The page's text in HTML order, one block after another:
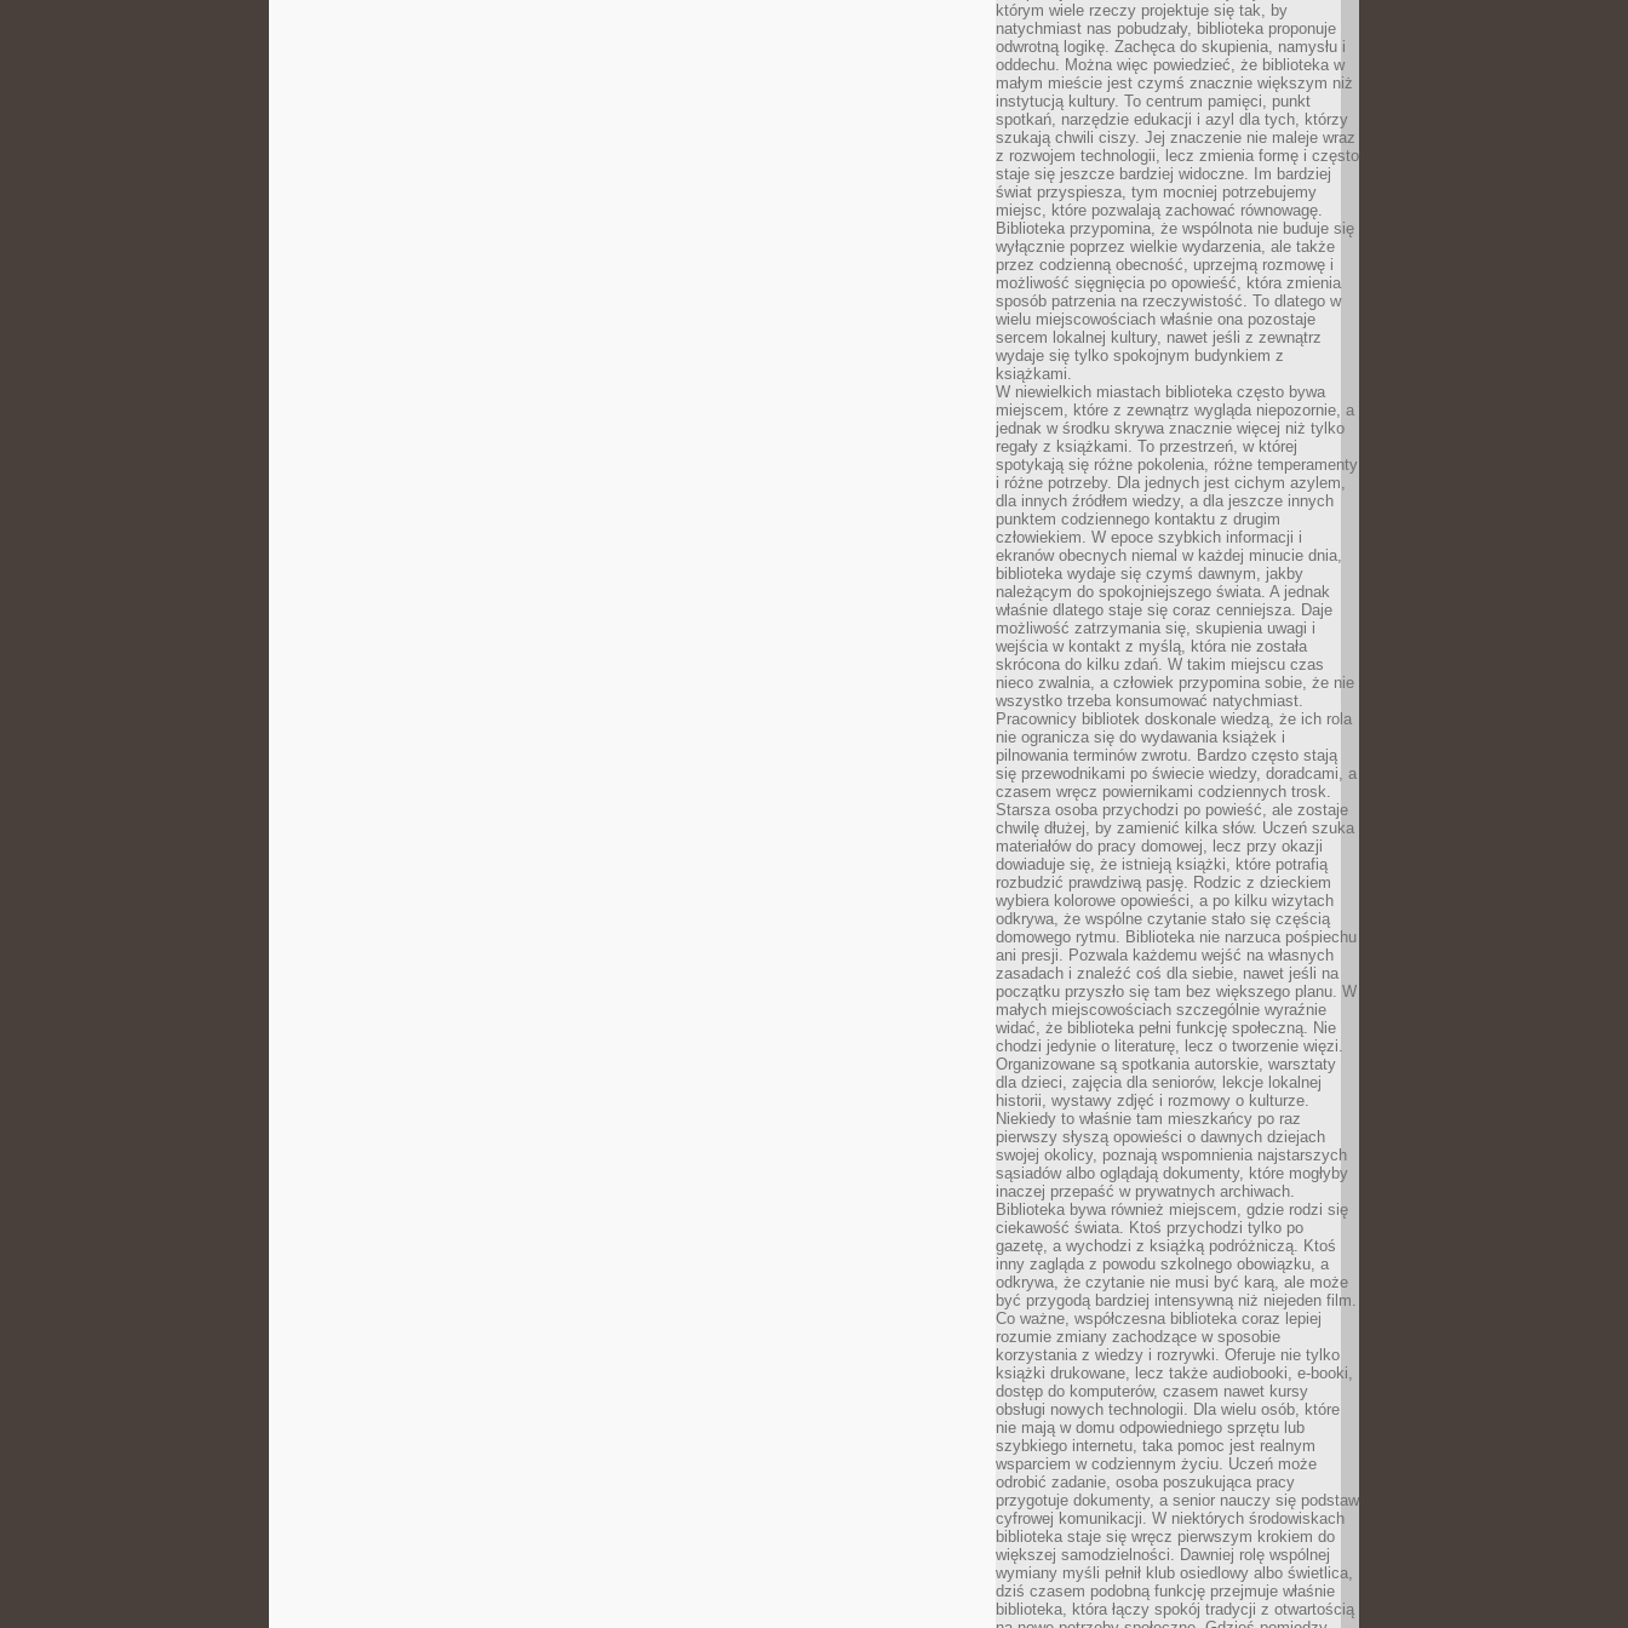
którym wiele rzeczy projektuje się tak, by
natychmiast nas pobudzały, biblioteka proponuje
odwrotną logikę. Zachęca do skupienia, namysłu i
oddechu. Można więc powiedzieć, że biblioteka w
małym mieście jest czymś znacznie większym niż
instytucją kultury. To centrum pamięci, punkt
spotkań, narzędzie edukacji i azyl dla tych, którzy
szukają chwili ciszy. Jej znaczenie nie maleje wraz
z rozwojem technologii, lecz zmienia formę i często
staje się jeszcze bardziej widoczne. Im bardziej
świat przyspiesza, tym mocniej potrzebujemy
miejsc, które pozwalają zachować równowagę.
Biblioteka przypomina, że wspólnota nie buduje się
wyłącznie poprzez wielkie wydarzenia, ale także
przez codzienną obecność, uprzejmą rozmowę i
możliwość sięgnięcia po opowieść, która zmienia
sposób patrzenia na rzeczywistość. To dlatego w
wielu miejscowościach właśnie ona pozostaje
sercem lokalnej kultury, nawet jeśli z zewnątrz
wydaje się tylko spokojnym budynkiem z
książkami.
W niewielkich miastach biblioteka często bywa
miejscem, które z zewnątrz wygląda niepozornie, a
jednak w środku skrywa znacznie więcej niż tylko
regały z książkami. To przestrzeń, w której
spotykają się różne pokolenia, różne temperamenty
i różne potrzeby. Dla jednych jest cichym azylem,
dla innych źródłem wiedzy, a dla jeszcze innych
punktem codziennego kontaktu z drugim
człowiekiem. W epoce szybkich informacji i
ekranów obecnych niemal w każdej minucie dnia,
biblioteka wydaje się czymś dawnym, jakby
należącym do spokojniejszego świata. A jednak
właśnie dlatego staje się coraz cenniejsza. Daje
możliwość zatrzymania się, skupienia uwagi i
wejścia w kontakt z myślą, która nie została
skrócona do kilku zdań. W takim miejscu czas
nieco zwalnia, a człowiek przypomina sobie, że nie
wszystko trzeba konsumować natychmiast.
Pracownicy bibliotek doskonale wiedzą, że ich rola
nie ogranicza się do wydawania książek i
pilnowania terminów zwrotu. Bardzo często stają
się przewodnikami po świecie wiedzy, doradcami, a
czasem wręcz powiernikami codziennych trosk.
Starsza osoba przychodzi po powieść, ale zostaje
chwilę dłużej, by zamienić kilka słów. Uczeń szuka
materiałów do pracy domowej, lecz przy okazji
dowiaduje się, że istnieją książki, które potrafią
rozbudzić prawdziwą pasję. Rodzic z dzieckiem
wybiera kolorowe opowieści, a po kilku wizytach
odkrywa, że wspólne czytanie stało się częścią
domowego rytmu. Biblioteka nie narzuca pośpiechu
ani presji. Pozwala każdemu wejść na własnych
zasadach i znaleźć coś dla siebie, nawet jeśli na
początku przyszło się tam bez większego planu. W
małych miejscowościach szczególnie wyraźnie
widać, że biblioteka pełni funkcję społeczną. Nie
chodzi jedynie o literaturę, lecz o tworzenie więzi.
Organizowane są spotkania autorskie, warsztaty
dla dzieci, zajęcia dla seniorów, lekcje lokalnej
historii, wystawy zdjęć i rozmowy o kulturze.
Niekiedy to właśnie tam mieszkańcy po raz
pierwszy słyszą opowieści o dawnych dziejach
swojej okolicy, poznają wspomnienia najstarszych
sąsiadów albo oglądają dokumenty, które mogłyby
inaczej przepaść w prywatnych archiwach.
Biblioteka bywa również miejscem, gdzie rodzi się
ciekawość świata. Ktoś przychodzi tylko po
gazetę, a wychodzi z książką podróżniczą. Ktoś
inny zagląda z powodu szkolnego obowiązku, a
odkrywa, że czytanie nie musi być karą, ale może
być przygodą bardziej intensywną niż niejeden film.
Co ważne, współczesna biblioteka coraz lepiej
rozumie zmiany zachodzące w sposobie
korzystania z wiedzy i rozrywki. Oferuje nie tylko
książki drukowane, lecz także audiobooki, e-booki,
dostęp do komputerów, czasem nawet kursy
obsługi nowych technologii. Dla wielu osób, które
nie mają w domu odpowiedniego sprzętu lub
szybkiego internetu, taka pomoc jest realnym
wsparciem w codziennym życiu. Uczeń może
odrobić zadanie, osoba poszukująca pracy
przygotuje dokumenty, a senior nauczy się podstaw
cyfrowej komunikacji. W niektórych środowiskach
biblioteka staje się wręcz pierwszym krokiem do
większej samodzielności. Dawniej rolę wspólnej
wymiany myśli pełnił klub osiedlowy albo świetlica,
dziś czasem podobną funkcję przejmuje właśnie
biblioteka, która łączy spokój tradycji z otwartością